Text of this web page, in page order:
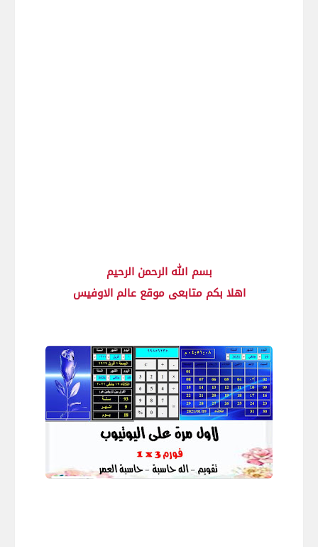
بسم الله الرحمن الرحيم
اهلا بكم متابعى موقع عالم الاوفيس